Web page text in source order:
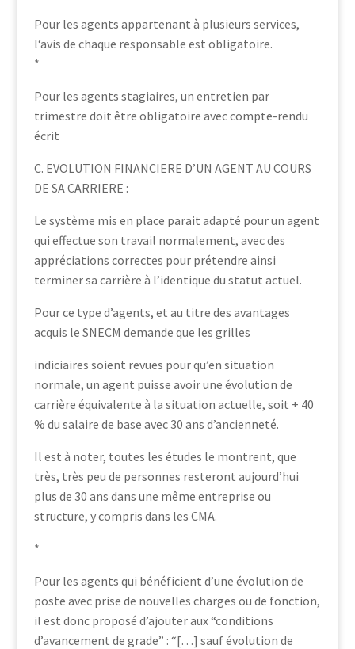
Pour les agents appartenant à plusieurs services,
l‘avis de chaque responsable est obligatoire.
*
Pour les agents stagiaires, un entretien par
trimestre doit être obligatoire avec compte-rendu
écrit
C. EVOLUTION FINANCIERE D’UN AGENT AU COURS
DE SA CARRIERE :
Le système mis en place parait adapté pour un agent
qui effectue son travail normalement, avec des
appréciations correctes pour prétendre ainsi
terminer sa carrière à l’identique du statut actuel.
Pour ce type d’agents, et au titre des avantages
acquis le SNECM demande que les grilles
indiciaires soient revues pour qu’en situation
normale, un agent puisse avoir une évolution de
carrière équivalente à la situation actuelle, soit + 40
% du salaire de base avec 30 ans d’ancienneté.
Il est à noter, toutes les études le montrent, que
très, très peu de personnes resteront aujourd’hui
plus de 30 ans dans une même entreprise ou
structure, y compris dans les CMA.
*
Pour les agents qui bénéficient d’une évolution de
poste avec prise de nouvelles charges ou de fonction,
il est donc proposé d’ajouter aux “conditions
d’avancement de grade” : “[…] sauf évolution de